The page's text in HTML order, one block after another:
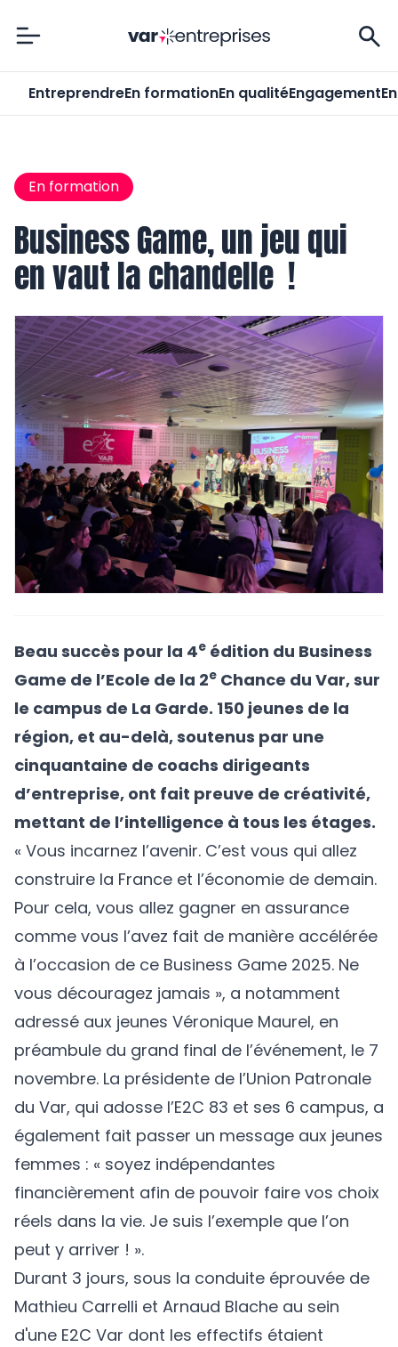
Var-Entreprises
EntreprendreEn formationEn qualitéEngagement
En formation
Business Game, un jeu qui
en vaut la chandelle !
Beau succès pour la 4e édition du Business
Game de l’Ecole de la 2e Chance du Var, sur
le campus de La Garde. 150 jeunes de la
région, et au-delà, soutenus par une
cinquantaine de coachs dirigeants
d’entreprise, ont fait preuve de créativité,
mettant de l’intelligence à tous les étages.
« Vous incarnez l’avenir. C’est vous qui allez
construire la France et l’économie de demain.
Pour cela, vous allez gagner en assurance
comme vous l’avez fait de manière accélérée
à l’occasion de ce Business Game 2025. Ne
vous découragez jamais », a notamment
adressé aux jeunes Véronique Maurel, en
préambule du grand final de l’événement, le 7
novembre. La présidente de l’Union Patronale
du Var, qui adosse l’E2C 83 et ses 6 campus, a
également fait passer un message aux jeunes
femmes : « soyez indépendantes
financièrement afin de pouvoir faire vos choix
réels dans la vie. Je suis l’exemple que l’on
peut y arriver ! ».
Durant 3 jours, sous la conduite éprouvée de
Mathieu Carrelli et Arnaud Blache au sein
d'une E2C Var dont les effectifs étaient